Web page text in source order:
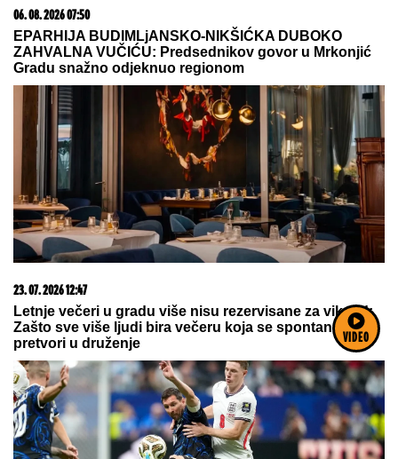
VIDEO
Došla da skuva sinu ručak, on je
brutalno usmrtio! Krici pa muk iz
stana, oglasile se komšije, stravični
detalji ubistva na Novom Beogradu